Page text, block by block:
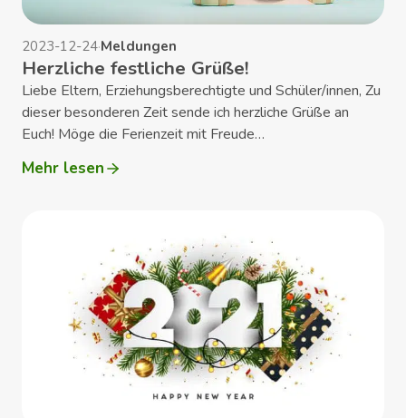
2023-12-24·Meldungen
Herzliche festliche Grüße!
Liebe Eltern, Erziehungsberechtigte und Schüler/innen, Zu
dieser besonderen Zeit sende ich herzliche Grüße an
Euch! Möge die Ferienzeit mit Freude…
Mehr lesen
: